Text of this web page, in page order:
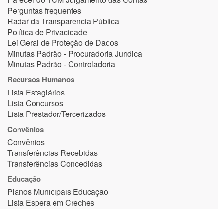
Perguntas frequentes
Radar da Transparência Pública
Política de Privacidade
Lei Geral de Proteção de Dados
Minutas Padrão - Procuradoria Jurídica
Minutas Padrão - Controladoria
Recursos Humanos
Lista Estagiários
Lista Concursos
Lista Prestador/Tercerizados
Convênios
Convênios
Transferências Recebidas
Transferências Concedidas
Educação
Planos Municipais Educação
Lista Espera em Creches